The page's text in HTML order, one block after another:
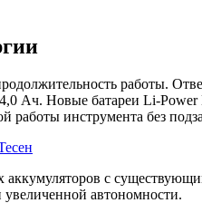
работы.
Ач. Новые батареи Li-
работы инструмента без
с
увеличенной автономности.